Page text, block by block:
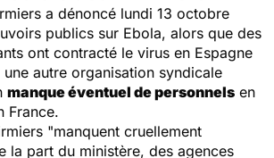
a dénoncé lundi 13 octobre
publics sur Ebola, alors que des
ont contracté le virus en Espagne
autre organisation syndicale
manque éventuel de personnels en
France.
"manquent cruellement
la part du ministère, des agences